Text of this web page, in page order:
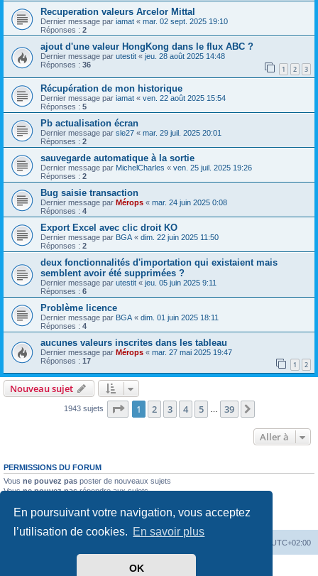
En poursuivant votre navigation, vous acceptez
l’utilisation de cookies. En savoir plus
OK
Recuperation valeurs Arcelor Mittal
Dernier message par iamat « mar. 02 sept. 2025 19:10
Réponses : 2
ajout d'une valeur HongKong dans le flux ABC ?
Dernier message par utestit « jeu. 28 août 2025 14:48
Réponses : 36 1 2 3
Récupération de mon historique
Dernier message par iamat « ven. 22 août 2025 15:54
Réponses : 5
Pb actualisation écran
Dernier message par sle27 « mar. 29 juil. 2025 20:01
Réponses : 2
sauvegarde automatique à la sortie
Dernier message par MichelCharles « ven. 25 juil. 2025 19:26
Réponses : 2
Bug saisie transaction
Dernier message par Mérops « mar. 24 juin 2025 0:08
Réponses : 4
Export Excel avec clic droit KO
Dernier message par BGA « dim. 22 juin 2025 11:50
Réponses : 2
deux fonctionnalités d'importation qui existaient mais
semblent avoir été supprimées ?
Dernier message par utestit « jeu. 05 juin 2025 9:11
Réponses : 6
Problème licence
Dernier message par BGA « dim. 01 juin 2025 18:11
Réponses : 4
aucunes valeurs inscrites dans les tableau
Dernier message par Mérops « mar. 27 mai 2025 19:47
Réponses : 17 1 2
Nouveau sujet
1943 sujets Page 1sur39
1 2 3 4 5 39
Aller à
PERMISSIONS DU FORUM
Vous ne pouvez pas poster de nouveaux sujets
Vousne pouvez pasrépondre aux sujets
Vousne pouvez passupprimer vos messages
ne pouvez pas joindre des fichiers
UTC+02:00
phpBB ® Forum Software © phpBB Limited